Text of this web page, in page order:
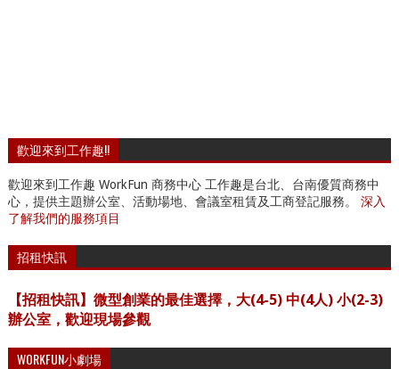
歡迎來到工作趣!!
歡迎來到工作趣 WorkFun 商務中心 工作趣是台北、台南優質商務中
心，提供主題辦公室、活動場地、會議室租賃及工商登記服務。 深入
了解我們的服務項目
招租快訊
【招租快訊】微型創業的最佳選擇，大(4-5) 中(4人) 小(2-3)
辦公室，歡迎現場參觀
WORKFUN小劇場